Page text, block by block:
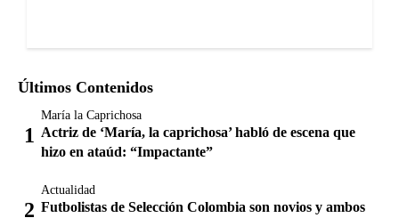
Últimos Contenidos
María la Caprichosa
Actriz de ‘María, la caprichosa’ habló de escena que
hizo en ataúd: “Impactante”
Actualidad
Futbolistas de Selección Colombia son novios y ambos